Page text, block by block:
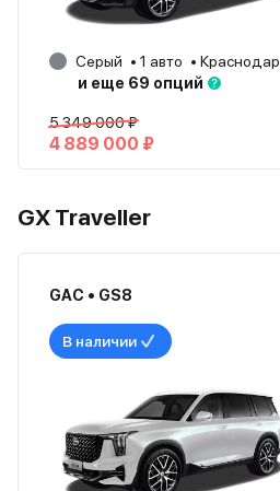
Серый 1 авто Краснодар
и еще 69 опций
5 349 000 ₽
4 889 000 ₽
GX Traveller
GAC • GS8
В наличии